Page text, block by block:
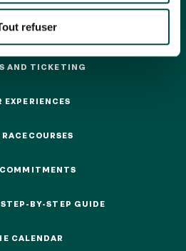
refuser
AND TICKETING
EXPERIENCES
RACECOURSES
BY-STEP GUIDE
CALENDAR